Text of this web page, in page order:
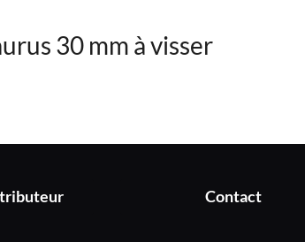
30 mm à visser
Contact